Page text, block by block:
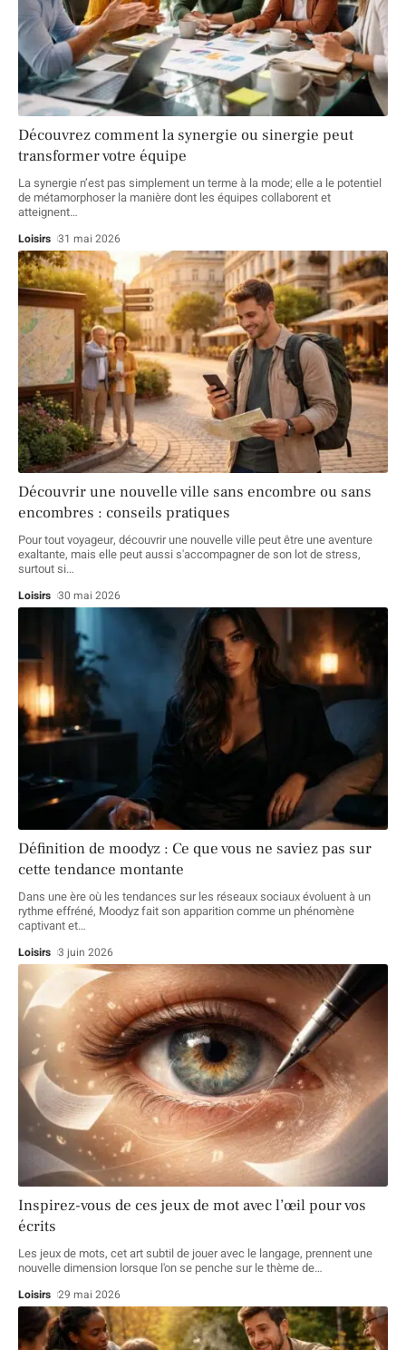
Découvrez comment la synergie ou sinergie peut
transformer votre équipe
La synergie n’est pas simplement un terme à la mode; elle a le potentiel
de métamorphoser la manière dont les équipes collaborent et
atteignent…
Loisirs 31 mai 2026
Découvrir une nouvelle ville sans encombre ou sans
encombres : conseils pratiques
Pour tout voyageur, découvrir une nouvelle ville peut être une aventure
exaltante, mais elle peut aussi s'accompagner de son lot de stress,
surtout si…
Loisirs 30 mai 2026
Définition de moodyz : Ce que vous ne saviez pas sur
cette tendance montante
Dans une ère où les tendances sur les réseaux sociaux évoluent à un
rythme effréné, Moodyz fait son apparition comme un phénomène
captivant et…
Loisirs 3 juin 2026
Inspirez-vous de ces jeux de mot avec l’œil pour vos
écrits
Les jeux de mots, cet art subtil de jouer avec le langage, prennent une
nouvelle dimension lorsque l'on se penche sur le thème de…
Loisirs 29 mai 2026